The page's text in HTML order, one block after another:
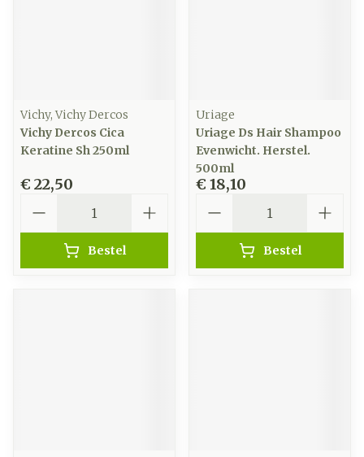
Vichy, Vichy Dercos
Vichy Dercos Cica
Keratine Sh 250ml
€ 22,50
Bestel
Uriage
Uriage Ds Hair Shampoo
Evenwicht. Herstel.
500ml
€ 18,10
Bestel